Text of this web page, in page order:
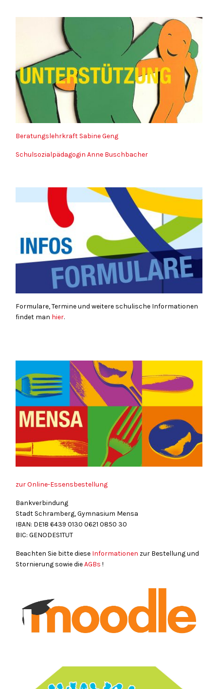
Beratungslehrkraft Sabine Geng
Schulsozialpädagogin Anne Buschbacher
Formulare, Termine und weitere schulische Informationen
findet man hier.
zur Online-Essensbestellung
Bankverbindung
Stadt Schramberg, Gymnasium Mensa
IBAN: DE18 6439 0130 0621 0850 30
BIC: GENODES1TUT
Beachten Sie bitte diese Informationen zur Bestellung und
Stornierung sowie dieAGBs !